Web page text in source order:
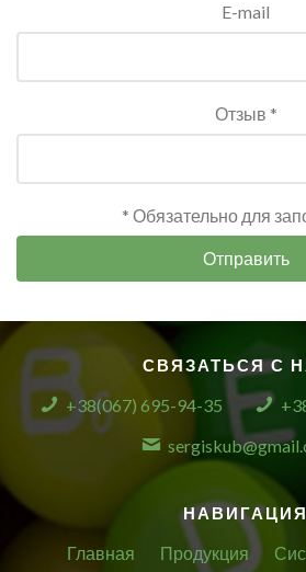
E-mail
Отзыв *
* Обязательно для
Отправить
СВЯЗАТЬСЯ С
+38(067) 695-94-35
НАВИГАЦИЯ
Главная Продукция